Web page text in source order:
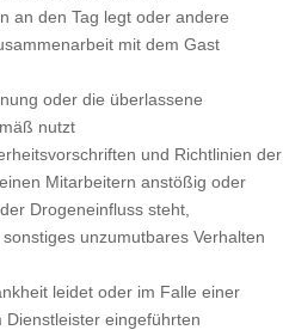
an den Tag legt oder andere
mit dem Gast
oder die überlassene
nutzt
und Richtlinien der
Mitarbeitern anstößig oder
Drogeneinfluss steht,
unzumutbares Verhalten
leidet oder im Falle einer
eingeführten